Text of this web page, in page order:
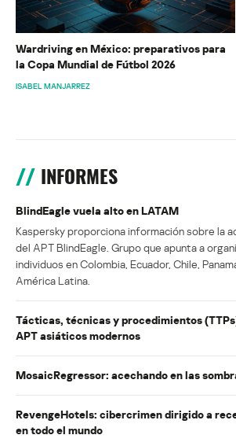
Wardriving en México: preparativos para
la Copa Mundial de Fútbol 2026
ISABEL MANJARREZ
INFORMES
BlindEagle vuela alto en LATAM
Kaspersky proporciona información sobre la
del APT BlindEagle. Grupo que apunta a
individuos en Colombia, Ecuador, Chile,
América Latina.
Tácticas, técnicas y procedimientos
APT asiáticos modernos
MosaicRegressor: acechando en las
RevengeHotels: cibercrimen dirigido a
en todo el mundo